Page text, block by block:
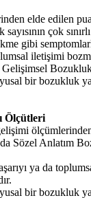
elde edilen
çok
gibi
iletişimi
bir bozukluk
Ölçütleri
Sözel
ya da
bir bozukluk